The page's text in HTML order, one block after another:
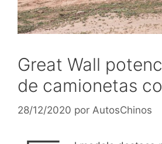
Great Wall
de camionetas
28/12/2020 por AutosChinos